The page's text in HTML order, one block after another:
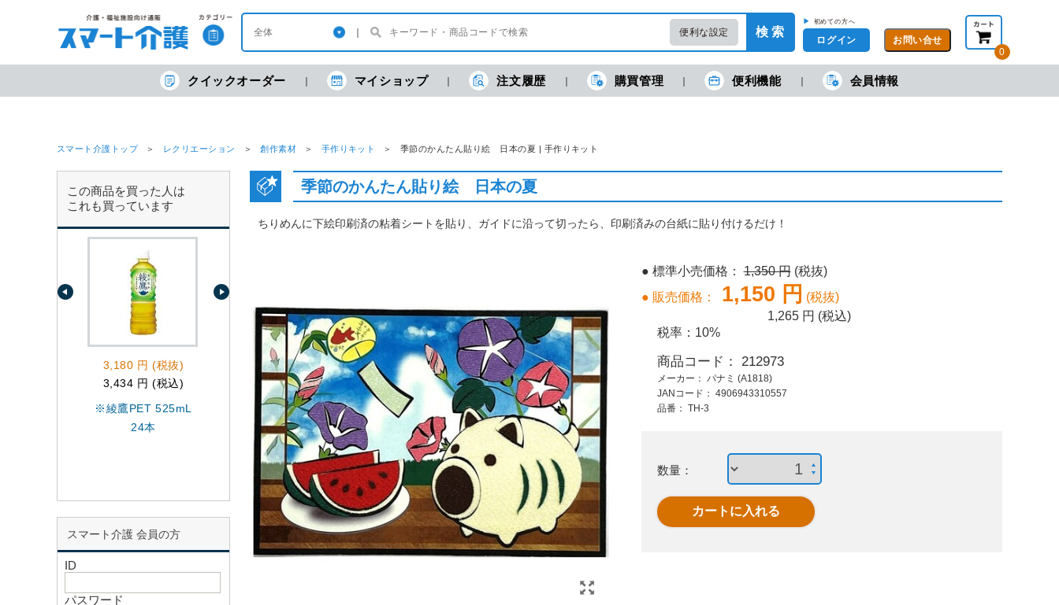
便利な設定 検 索
▶ 初めての方へ
ログイン
0
現在の金額合計： 円 (税抜) 円(税込)
クイックオーダー マイショップ 注文履歴 購買管理 便利機能 会員情報
スマート介護トップ レクリエーション 創作素材 手作りキット 季節のかんたん貼り絵 日本の夏 | 手作りキット
この商品を買った人は
これも買っています
3,180 円 (税抜)
3,434 円 (税込)
※綾鷹PET 525mL
24本
829 円 (税抜)
911 円 (税込)
つづりひも ウルシ先
100本 B197J
8,510 円 (税抜)
9,361 円 (税込)
ハビナーストイレに
流せるおしりふき厚
24P
291 円 (税抜)
320 円 (税込)
ホワイパースライド
本体5mm BL
1,542 円 (税抜)
1,696 円 (税込)
スマート介護 会員の方
ID
パスワード
季節のかんたん貼り絵 日本の夏
ちりめんに下絵印刷済の粘着シートを貼り、ガイドに沿って切ったら、印刷済みの台紙に貼り付けるだけ！
● 標準小売価格：1,350 円 (税抜)
● 販売価格：
1,150 円 (税抜)
1,265 円 (税込)
税率： 10%
商品コード： 212973
メーカー： パナミ (A1818)
JANコード： 4906943310557
品番： TH-3
数量：